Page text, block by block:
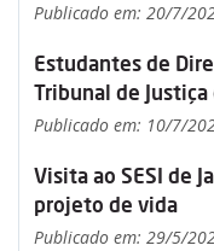
Publicado em: 20/7/
Estudantes de
Tribunal de
Publicado em: 10/7/
Visita ao SESI de
projeto de vida
Publicado em: 29/5/